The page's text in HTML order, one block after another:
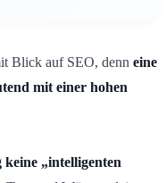
Blick auf SEO, denn eine
mit einer hohen
keine „intelligenten